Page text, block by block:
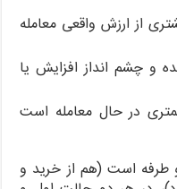
از ارزش واقعی معامله
و چشم انداز افزایش یا
در حال معامله است
طرفه است (هم از خرید و